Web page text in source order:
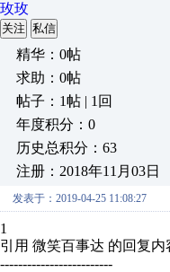
玫玫
关注 私信
精华：0帖
求助：0帖
帖子：1帖 | 1回
年度积分：0
历史总积分：63
注册：2018年11月03日
发表于：2019-04-25 11:08:27
1
引用 微笑百事达 的回复
-------------------------